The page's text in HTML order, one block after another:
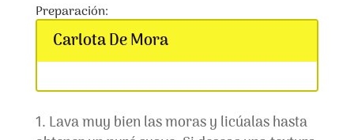
Preparación:
Carlota De Mora
Lava muy bien las moras y licúalas hasta